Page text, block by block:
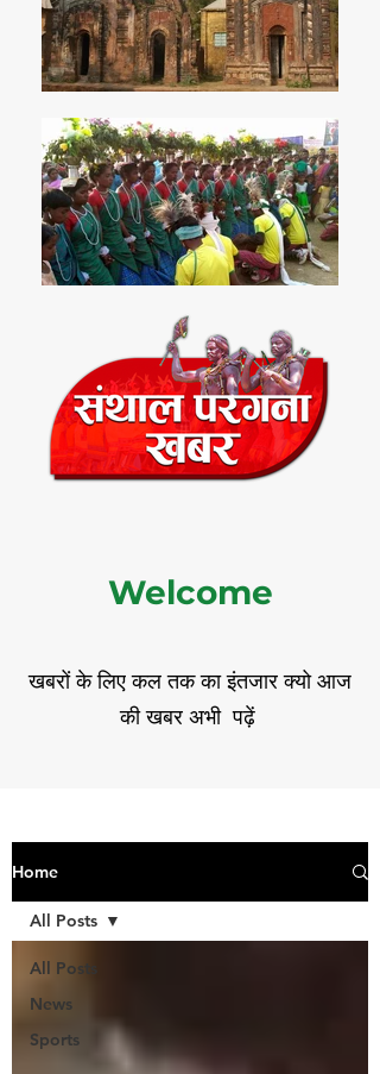
Welcome
खबरों के लिए कल तक का इंतजार क्यो आज
की खबर अभी पढ़ें
Home
All Posts
News
Sports
All Posts